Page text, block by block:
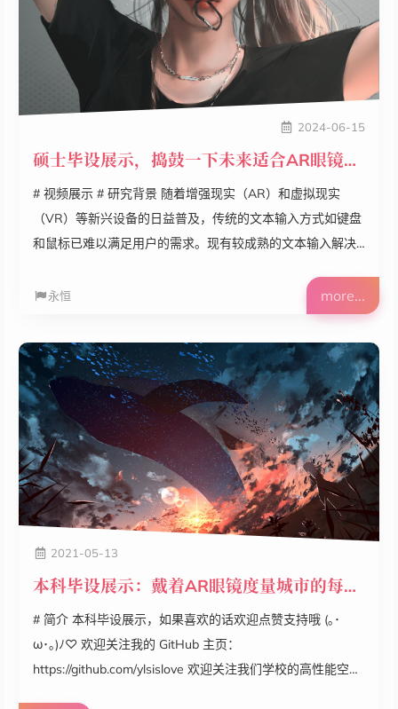
2024-06-15
硕士毕设展示，捣鼓一下未来适合AR眼镜的文本输入方式~
# 视频展示 # 研究背景 随着增强现实（AR）和虚拟现实
（VR）等新兴设备的日益普及，传统的文本输入方式如键盘
和鼠标已难以满足用户的需求。现有较成熟的文本输入解决
的文本输入。然而，也存在着诸如设备成本高昂、使用易疲
劳、文本输入效率低下等问题。 基于可穿戴传感器的文本输
入技术是一种有前景的研究方向。通过佩戴诸如指环、手环
和手套等形态的传感器设备，捕捉用户的手指和手部动作，
并将其转换为文本信息。但现有研究提出了不同于
QWERTY...
永恒 more...
2021-05-13
本科毕设展示：戴着AR眼镜度量城市的每一个角落
# 简介 本科毕设展示，如果喜欢的话欢迎点赞支持哦 (｡･
ω･｡)ﾉ♡ 欢迎关注我的 GitHub 主页：
https://github.com/ylsislove 欢迎关注我们学校的高性能空间